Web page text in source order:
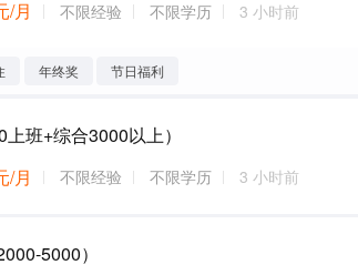
/月
不限经验 不限学历 3 小时前
年终奖 节日福利
班+综合3000以上）
/月
不限经验 不限学历 3 小时前
5000）